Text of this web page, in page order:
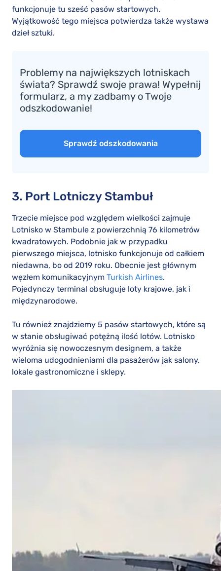
funkcjonuje tu sześć pasów startowych.
Wyjątkowość tego miejsca potwierdza także wystawa
dzieł sztuki.
Problemy na największych lotniskach
świata? Sprawdź swoje prawa! Wypełnij
formularz, a my zadbamy o Twoje
odszkodowanie!
Sprawdź odszkodowania
3. Port Lotniczy Stambuł
Trzecie miejsce pod względem wielkości zajmuje
Lotnisko w Stambule z powierzchnią 76 kilometrów
kwadratowych. Podobnie jak w przypadku
pierwszego miejsca, lotnisko funkcjonuje od całkiem
niedawna, bo od 2019 roku. Obecnie jest głównym
węzłem komunikacyjnym Turkish Airlines.
Pojedynczy terminal obsługuje loty krajowe, jak i
międzynarodowe.
Tu również znajdziemy 5 pasów startowych, które są
w stanie obsługiwać potężną ilość lotów. Lotnisko
wyróżnia się nowoczesnym designem, a także
wieloma udogodnieniami dla pasażerów jak salony,
lokale gastronomiczne i sklepy.